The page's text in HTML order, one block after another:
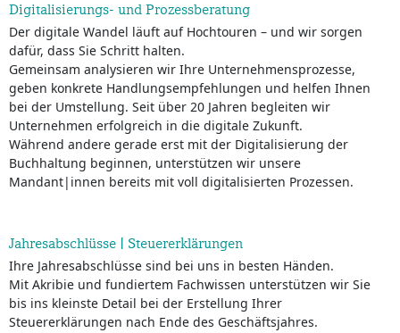
Digitalisierungs- und Prozessberatung
Der digitale Wandel läuft auf Hochtouren – und wir sorgen
dafür, dass Sie Schritt halten.
Gemeinsam analysieren wir Ihre Unternehmensprozesse,
geben konkrete Handlungsempfehlungen und helfen Ihnen
bei der Umstellung. Seit über 20 Jahren begleiten wir
Unternehmen erfolgreich in die digitale Zukunft.
Während andere gerade erst mit der Digitalisierung der
Buchhaltung beginnen, unterstützen wir unsere
Mandant|innen bereits mit voll digitalisierten Prozessen.
Jahresabschlüsse | Steuererklärungen
Ihre Jahresabschlüsse sind bei uns in besten Händen.
Mit Akribie und fundiertem Fachwissen unterstützen wir Sie
bis ins kleinste Detail bei der Erstellung Ihrer
Steuererklärungen nach Ende des Geschäftsjahres.